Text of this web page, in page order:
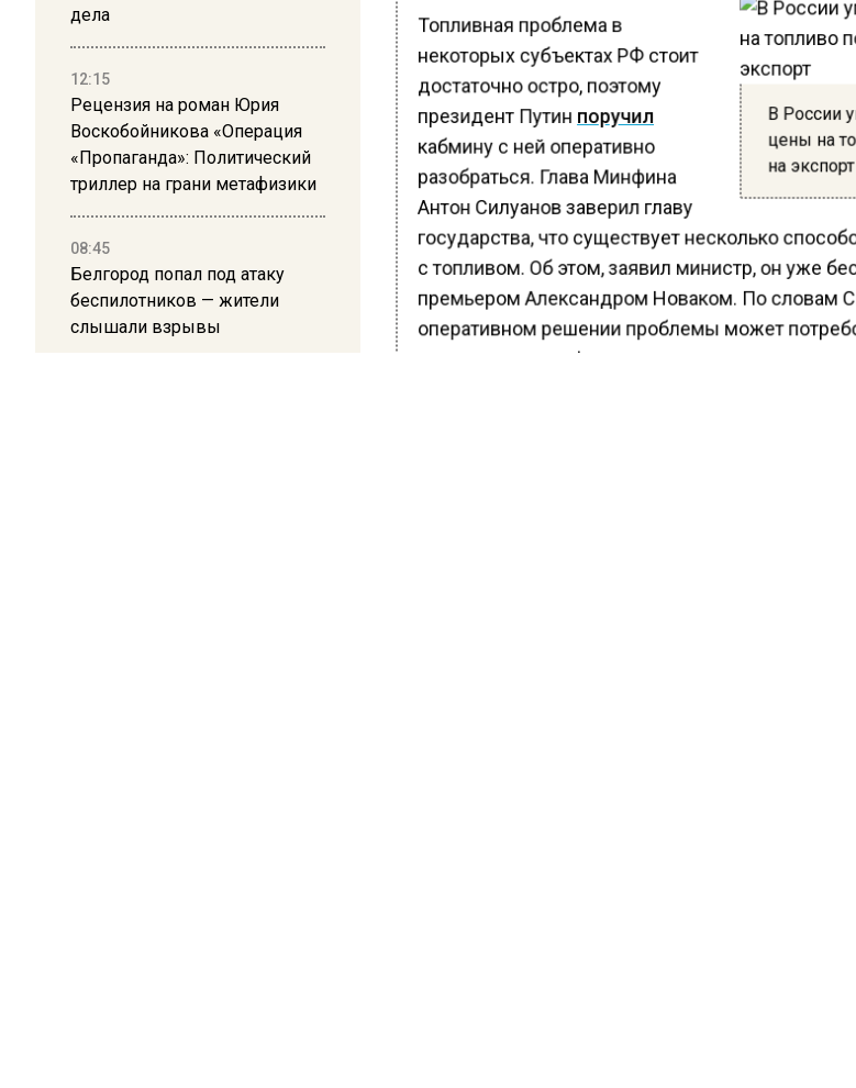
дела
12:15
Рецензия на роман Юрия
Воскобойникова «Операция
«Пропаганда»: Политический
триллер на грани метафизики
08:45
Белгород попал под атаку
беспилотников — жители
слышали взрывы
В России
цены на
на экспорт
Топливная проблема в
некоторых субъектах РФ стоит
достаточно остро, поэтому
президент Путин поручил
кабмину с ней оперативно
разобраться. Глава Минфина
Антон Силуанов заверил главу
государства, что существует несколько
с топливом. Об этом, заявил министр, он уже
премьером Александром Новаком. По словам
оперативном решении проблемы может
дополнительное финансирование регионов: